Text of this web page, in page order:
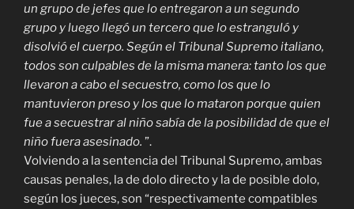
un grupo de jefes que lo entregaron a un segundo
grupo y luego llegó un tercero que lo estranguló y
disolvió el cuerpo. Según el Tribunal Supremo italiano,
todos son culpables de la misma manera: tanto los que
llevaron a cabo el secuestro, como los que lo
mantuvieron preso y los que lo mataron porque quien
fue a secuestrar al niño sabía de la posibilidad de que el
niño fuera asesinado. ”.
Volviendo a la sentencia del Tribunal Supremo, ambas
causas penales, la de dolo directo y la de posible dolo,
según los jueces, son “respectivamente compatibles